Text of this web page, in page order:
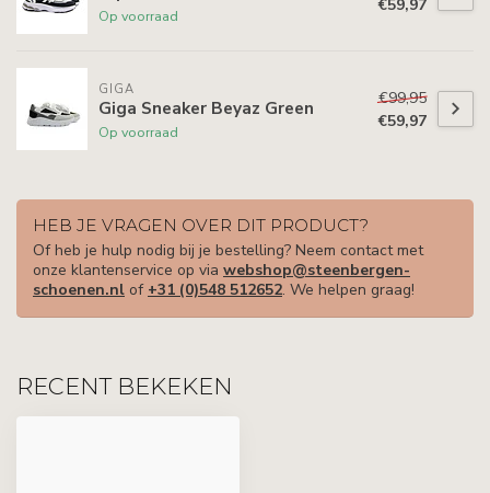
Op voorraad
€59,97
GIGA
Giga Sneaker Beyaz Green
Op voorraad
€99,95
€59,97
HEB JE VRAGEN OVER DIT PRODUCT?
Of heb je hulp nodig bij je bestelling? Neem contact met
onze klantenservice op via webshop@steenbergen-
schoenen.nl of +31 (0)548 512652. We helpen graag!
RECENT BEKEKEN